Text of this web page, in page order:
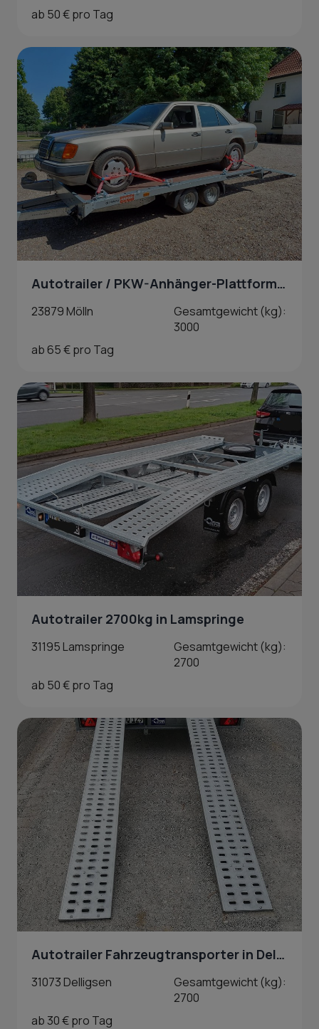
ab 50 € pro Tag
Autotrailer / PKW-Anhänger-Plattform mieten in Mölln
23879 Mölln
Gesamtgewicht (kg):
3000
ab 65 € pro Tag
Autotrailer 2700kg in Lamspringe
31195 Lamspringe
Gesamtgewicht (kg):
2700
ab 50 € pro Tag
Autotrailer Fahrzeugtransporter in Delligsen
31073 Delligsen
Gesamtgewicht (kg):
2700
ab 30 € pro Tag